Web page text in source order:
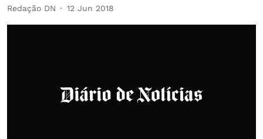
Redação DN 12 Jun 2018